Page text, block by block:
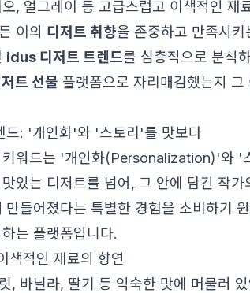
, 얼그레이 등 고급스럽고 이색적인 재
이의 디저트 취향을 존중하고 만족시
idus 디저트 트렌드를 심층적으로 분석
트 선물 플랫폼으로 자리매김했는지
드: '개인화'와 '스토리'를 맛보다
키워드는 '개인화(Personalization)'와
있는 디저트를 넘어, 그 안에 담긴 작
들어졌다는 특별한 경험을 소비하기
는 플랫폼입니다.
색적인 재료의 향연
, 바닐라, 딸기 등 익숙한 맛에 머물러